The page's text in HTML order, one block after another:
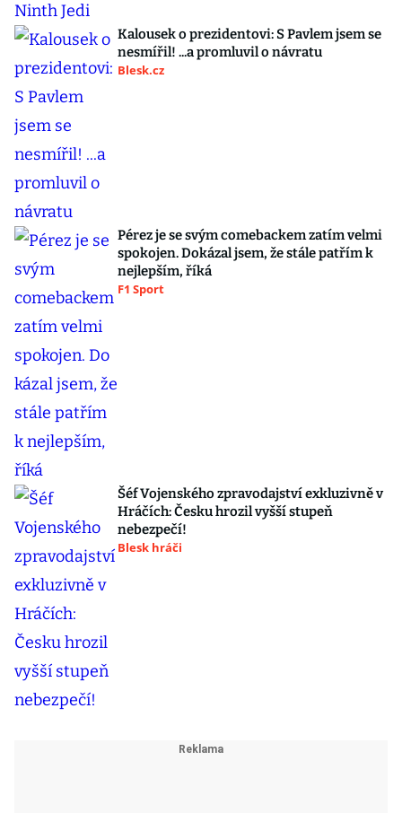
Kalousek o prezidentovi: S Pavlem jsem se
nesmířil! ...a promluvil o návratu
Blesk.cz
Pérez je se svým comebackem zatím velmi
spokojen. Dokázal jsem, že stále patřím k
nejlepším, říká
F1 Sport
Šéf Vojenského zpravodajství exkluzivně v
Hráčích: Česku hrozil vyšší stupeň
nebezpečí!
Blesk hráči